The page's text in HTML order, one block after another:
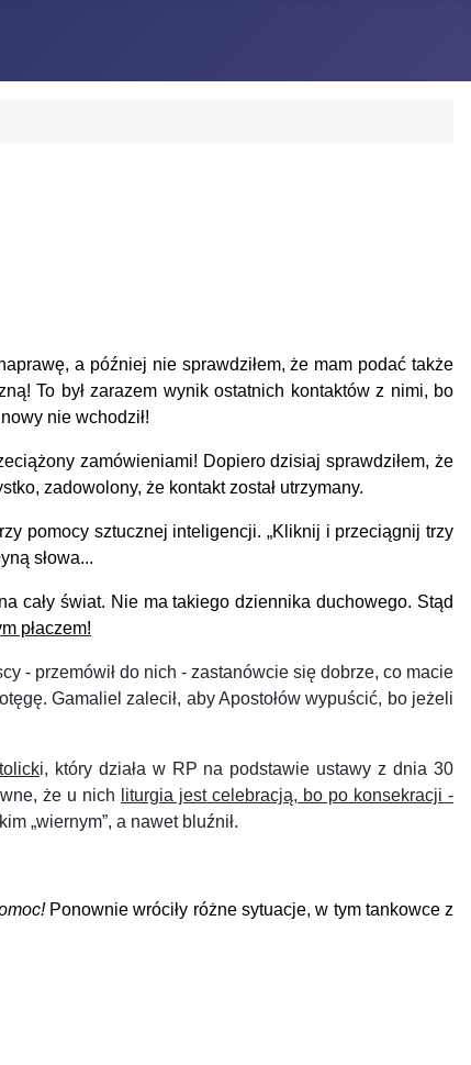
a później nie sprawdziłem, że mam podać także
To był zarazem wynik ostatnich kontaktów z nimi, bo
nie wchodził!
zamówieniami! Dopiero dzisiaj sprawdziłem, że
zadowolony, że kontakt został utrzymany.
pomocy sztucznej inteligencji. „Kliknij i przeciągnij trzy
słowa...
cały świat. Nie ma takiego dziennika duchowego. Stąd
płaczem!
- przemówił do nich - zastanówcie się dobrze, co macie
Gamaliel zalecił, aby Apostołów wypuścić, bo jeżeli
i, który działa w RP na podstawie ustawy z dnia 30
że u nich
liturgia jest celebracją, bo po konsekracji -
„wiernym”, a nawet bluźnił.
Ponownie wróciły różne sytuacje, w tym tankowce z